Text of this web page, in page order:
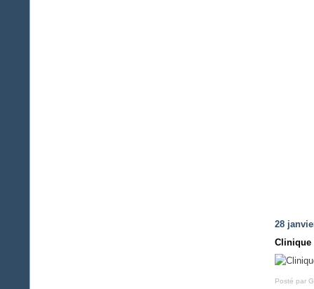
28
Clinique
Posté par